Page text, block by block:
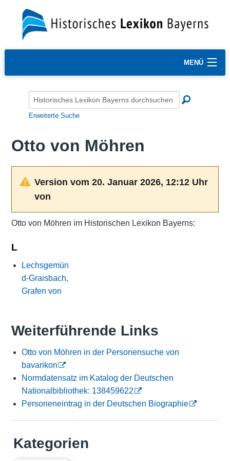
MENÜ
Erweiterte Suche
Otto von Möhren
Version vom 20. Januar 2026, 12:12 Uhr
von
Otto von Möhren im Historischen Lexikon Bayerns:
L
Lechsgemün
d-Graisbach,
Grafen von
Weiterführende Links
Otto von Möhren in der Personensuche von
bavarikon
Normdatensatz im Katalog der Deutschen
Nationalbibliothek: 138459622
Personeneintrag in der Deutschen Biographie
Kategorien